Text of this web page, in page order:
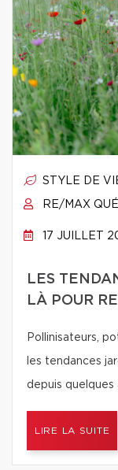
STYLE DE
RE/MAX
17 JUILLET
LES
LÀ POUR
Pollinisateurs,
les tendances
depuis quelques
LIRE LA SUITE